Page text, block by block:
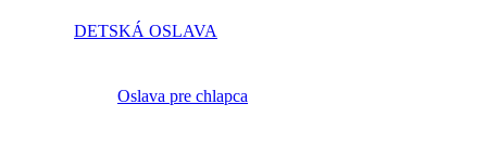
DETSKÁ OSLAVA
Oslava pre chlapca